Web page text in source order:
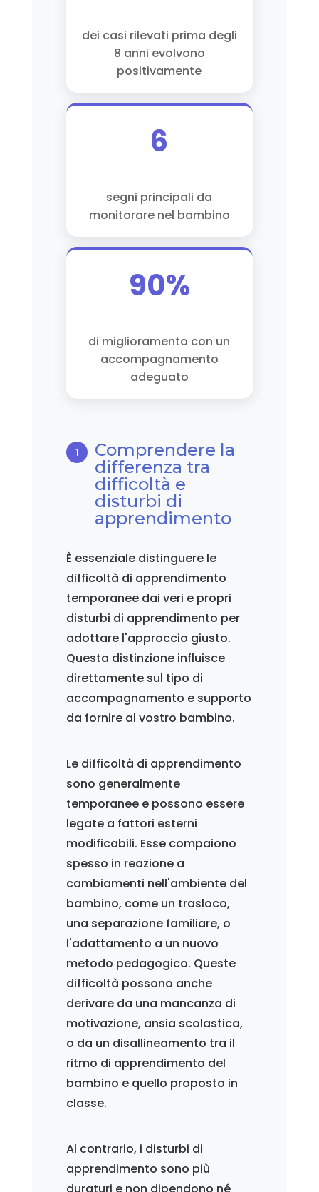
dei casi rilevati prima degli
8 anni evolvono
positivamente
6
segni principali da
monitorare nel bambino
90%
di miglioramento con un
accompagnamento
adeguato
Comprendere la
differenza tra
difficoltà e
disturbi di
apprendimento
È essenziale distinguere le
difficoltà di apprendimento
temporanee dai veri e propri
disturbi di apprendimento per
adottare l'approccio giusto.
Questa distinzione influisce
direttamente sul tipo di
accompagnamento e supporto
da fornire al vostro bambino.
Le difficoltà di apprendimento
sono generalmente
temporanee e possono essere
legate a fattori esterni
modificabili. Esse compaiono
spesso in reazione a
cambiamenti nell'ambiente del
bambino, come un trasloco,
una separazione familiare, o
l'adattamento a un nuovo
metodo pedagogico. Queste
difficoltà possono anche
derivare da una mancanza di
motivazione, ansia scolastica,
o da un disallineamento tra il
ritmo di apprendimento del
bambino e quello proposto in
classe.
Al contrario, i disturbi di
apprendimento sono più